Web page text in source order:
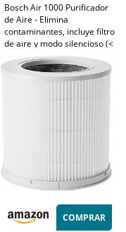
Bosch Air 1000 Purificador
de Aire - Elimina
contaminantes, incluye filtro
de aire y modo silencioso (<
25 dB(A)) - para superficies
de hasta 23 m² - con modo
automático - CADR: 100
COMPRAR